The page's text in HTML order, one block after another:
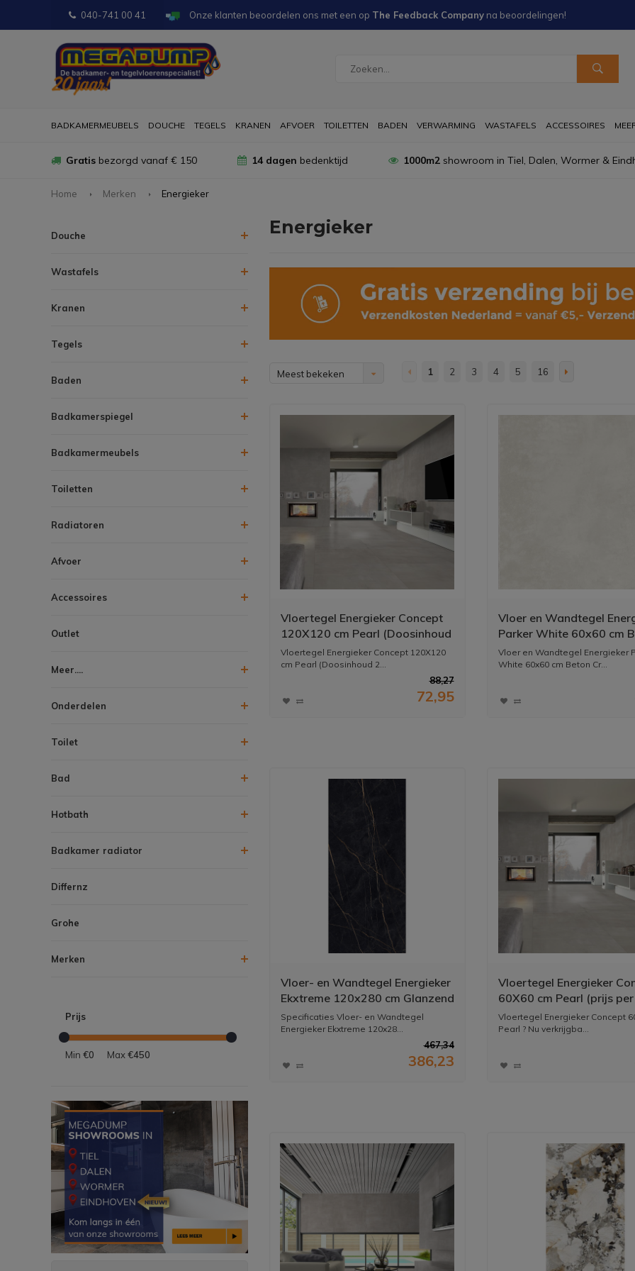
040-741 00 41 Onze klanten beoordelen ons met een op The Feedback Company na beoordelingen!
BADKAMERMEUBELS DOUCHE TEGELS KRANEN AFVOER TOILETTEN BADEN VERWARMING WASTAFELS ACCESSOIRES
Gratis bezorgd vanaf € 150 14 dagen bedenktijd 1000m2showroom in Tiel, Dalen, Wormer &
Home Merken Energieker
Douche
Wastafels
Kranen
Tegels
Baden
Badkamerspiegel
Badkamermeubels
Toiletten
Radiatoren
Afvoer
Accessoires
Outlet
Meer....
Onderdelen
Toilet
Bad
Hotbath
Badkamer radiator
Differnz
Grohe
Merken
Prijs
Min €0 Max€450
Energieker
Meest bekeken 1 2 3 4 5 16
Vloertegel Energieker Concept
120X120 cm Pearl (Doosinhoud
2,88M2) (prijs per m2)
Vloertegel Energieker Concept 120X120
cm Pearl (Doosinhoud 2...
88,27
72,95
Vloer en Wandtegel
Parker White 60x60 cm
Creme (Doosinhoud
(prijs per m2)
Vloer en Wandtegel Energieker
White 60x60 cm Beton Cr...
Vloer- en Wandtegel Energieker
Ekxtreme 120x280 cm Glanzend
Saint Laurent (Prijs per Stuk)
Specificaties Vloer- en Wandtegel
Energieker Ekxtreme 120x28...
467,34
386,23
Vloertegel Energieker
60X60 cm Pearl (prijs
Vloertegel Energieker Concept
Pearl ? Nu verkrijgba...